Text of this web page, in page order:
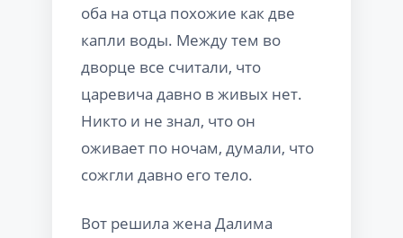
оба на отца похожие как две
капли воды. Между тем во
дворце все считали, что
царевича давно в живых нет.
Никто и не знал, что он
оживает по ночам, думали, что
сожгли давно его тело.
Вот решила жена Далима